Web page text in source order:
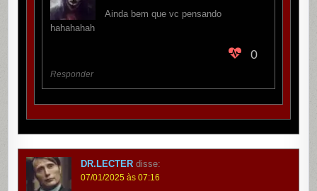
Ainda bem que vc pensando
hahahahah
0
Responder
DR.LECTER disse:
07/01/2025 às 07:16